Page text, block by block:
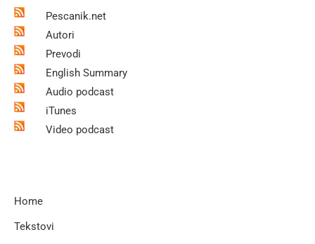
Pescanik.net
Autori
Prevodi
English Summary
Audio podcast
iTunes
Video podcast
Home
Tekstovi